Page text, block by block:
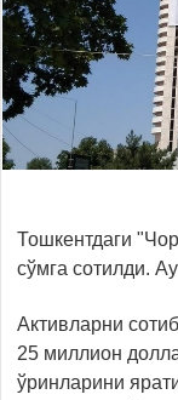
Тошкентдаги
сўмга сотилди.
Активларни
25 миллион
ўринларини